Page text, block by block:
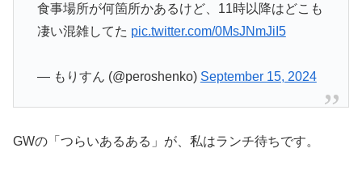
食事場所が何箇所かあるけど、11時以降はどこも
凄い混雑してた pic.twitter.com/0MsJNmJiI5
— もりすん (@peroshenko) September 15, 2024
GWの「つらいあるある」が、私はランチ待ちです。